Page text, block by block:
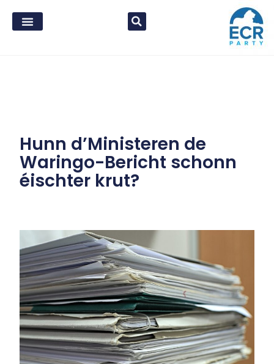
Hunn d’Ministeren de
Waringo-Bericht schonn
éischter krut?